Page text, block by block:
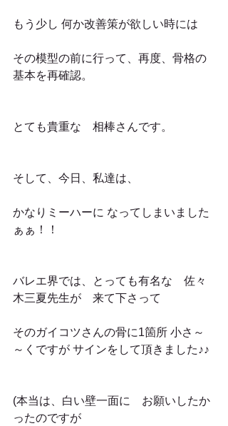
もう少し 何か改善策が欲しい時には
その模型の前に行って、再度、骨格の
基本を再確認。
とても貴重な　相棒さんです。
そして、今日、私達は、
かなりミーハーに なってしまいました
ぁぁ！！
バレエ界では、とっても有名な　佐々
木三夏先生が　来て下さって
そのガイコツさんの骨に1箇所 小さ～
～くですが サインをして頂きました♪♪
(本当は、白い壁一面に　お願いしたか
ったのですが